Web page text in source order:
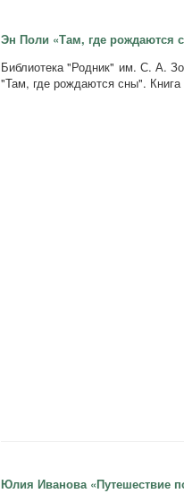
Эн Поли «Там, где рождаются
Библиотека "Родник" им. С. А.
"Там, где рождаются сны".
Юлия Иванова «Путешествие